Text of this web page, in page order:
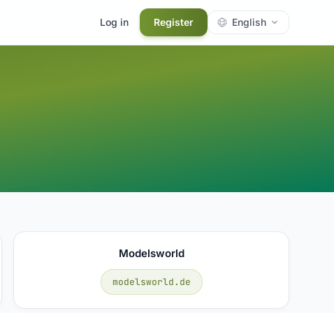
Log in Register English
Modelsworld
modelsworld.de